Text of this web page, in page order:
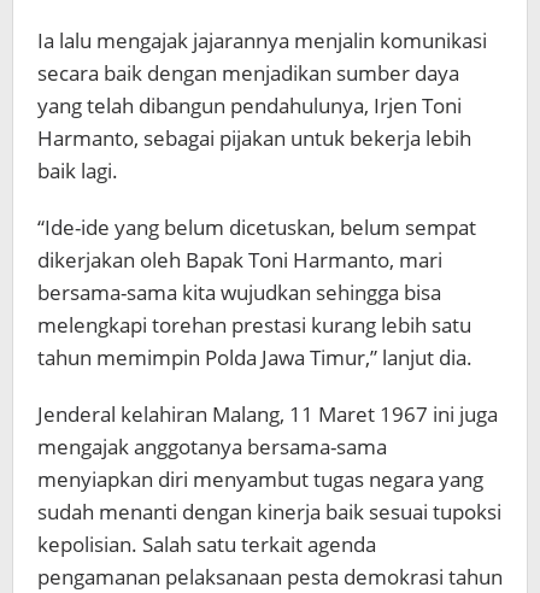
Ia lalu mengajak jajarannya menjalin komunikasi
secara baik dengan menjadikan sumber daya
yang telah dibangun pendahulunya, Irjen Toni
Harmanto, sebagai pijakan untuk bekerja lebih
baik lagi.
“Ide-ide yang belum dicetuskan, belum sempat
dikerjakan oleh Bapak Toni Harmanto, mari
bersama-sama kita wujudkan sehingga bisa
melengkapi torehan prestasi kurang lebih satu
tahun memimpin Polda Jawa Timur,” lanjut dia.
Jenderal kelahiran Malang, 11 Maret 1967 ini juga
mengajak anggotanya bersama-sama
menyiapkan diri menyambut tugas negara yang
sudah menanti dengan kinerja baik sesuai tupoksi
kepolisian. Salah satu terkait agenda
pengamanan pelaksanaan pesta demokrasi tahun